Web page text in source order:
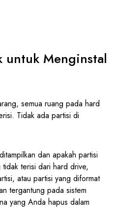
untuk Menginstal
semua ruang pada hard
Tidak ada partisi di
dan apakah partisi
terisi dari hard drive,
atau partisi yang diformat
tergantung pada sistem
yang Anda hapus dalam